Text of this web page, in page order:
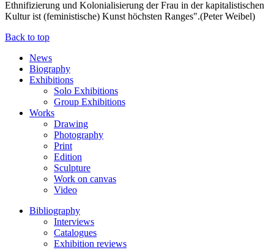
Ethnifizierung und Kolonialisierung der Frau in der kapitalistischen
Kultur ist (feministische) Kunst höchsten Ranges".(Peter Weibel)
Back to top
News
Biography
Exhibitions
Solo Exhibitions
Group Exhibitions
Works
Drawing
Photography
Print
Edition
Sculpture
Work on canvas
Video
Bibliography
Interviews
Catalogues
Exhibition reviews